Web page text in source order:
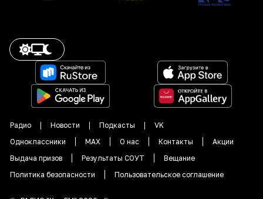
Радио Новости Подкасты
VK
Одноклассники
MAX О нас Контакты
Акции
Выдача призов
Результаты СОУТ
Вещание
Политика безопасности
Пользовательское соглашение